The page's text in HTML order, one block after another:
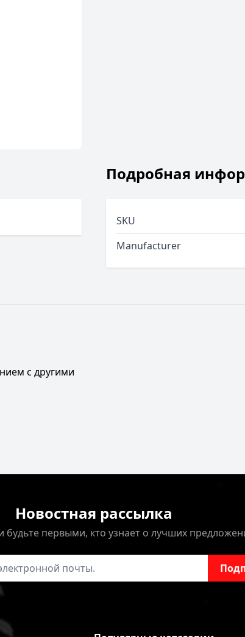
Подробная
SKU
Manufacturer
с другими
Новостная рассылка
первыми, кто узнает о лучших